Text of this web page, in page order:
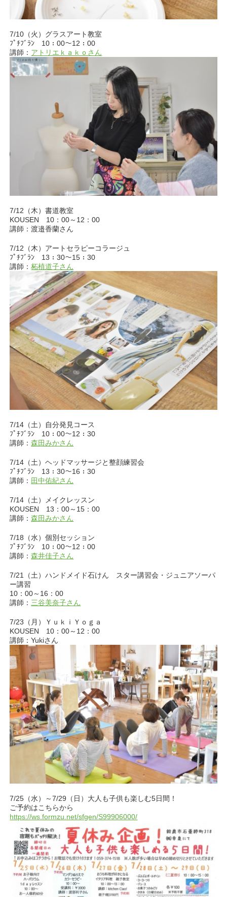
7/10（火）グラスアート教室
ﾌﾟﾁﾌﾞﾗﾝ 10：00～12：00
講師： アトリエｋａｋｏさん
7/12（木）書道教室
KOUSEN 10：00～12：00
講師：渡邉香蘭さん
7/12（木）アートセラピーコラージュ
ﾌﾟﾁﾌﾞﾗﾝ 13：30～15：30
講師：柘植道子さん
7/14（土）自分発見コース
ﾌﾟﾁﾌﾞﾗﾝ 10：00～12：30
講師：森田みかさん
7/14（土）ヘッドマッサージと整顔練習会
ﾌﾟﾁﾌﾞﾗﾝ 13：30～16：30
講師： 田中佑紀さん
7/14（土）メイクレッスン
KOUSEN 13：00～15：00
講師：森田みかさん
7/18（水）個別セッション
ﾌﾟﾁﾌﾞﾗﾝ 10：00～12：00
講師：森井佳子さん
7/21（土）ハンドメイド石けん スター講習会・ジュニアソーパ
ー講習
10：00～16：00
講師： 三谷美奈子さん
7/23（月）ＹｕｋｉＹｏｇａ
KOUSEN 10：00～12：00
講師：Yukiさん
7/25（水）～7/29（日）大人も子供も楽しむ5日間！
ご予約はこちらから
https://ws.formzu.net/sfgen/S99906000/